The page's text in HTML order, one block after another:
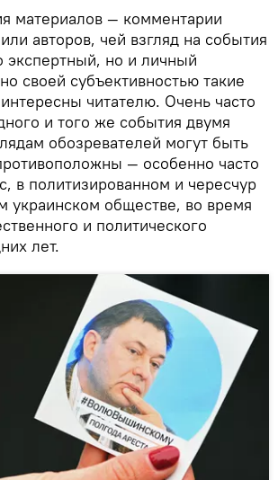
материалов — комментарии
авторов, чей взгляд на события
экспертный, но и личный
своей субъективностью такие
читателю. Очень часто
и того же события двумя
обозревателей могут быть
— особенно часто
в политизированном и чересчур
украинском обществе, во время
и политического
лет.